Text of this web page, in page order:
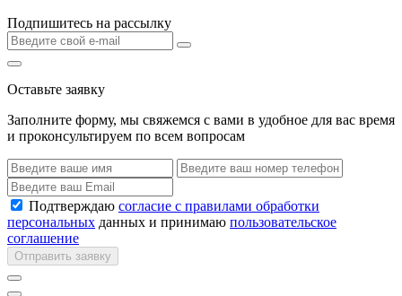
Подпишитесь на рассылку
Оставьте заявку
Заполните форму, мы свяжемся с вами в удобное для вас время
и проконсультируем по всем вопросам
Подтверждаю согласие с правилами обработки
персональных данных и принимаю пользовательское
соглашение
Отправить заявку